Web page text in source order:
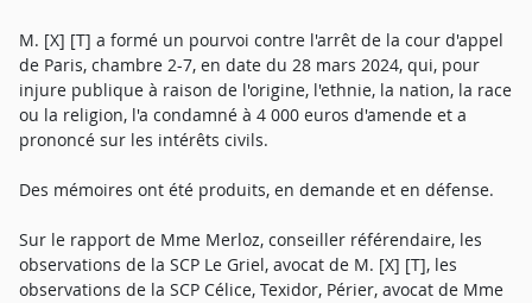
M. [X] [T] a formé un pourvoi contre l'arrêt de la cour d'appel
de Paris, chambre 2-7, en date du 28 mars 2024, qui, pour
injure publique à raison de l'origine, l'ethnie, la nation, la race
ou la religion, l'a condamné à 4 000 euros d'amende et a
prononcé sur les intérêts civils.
Des mémoires ont été produits, en demande et en défense.
Sur le rapport de Mme Merloz, conseiller référendaire, les
observations de la SCP Le Griel, avocat de M. [X] [T], les
observations de la SCP Célice, Texidor, Périer, avocat de Mme